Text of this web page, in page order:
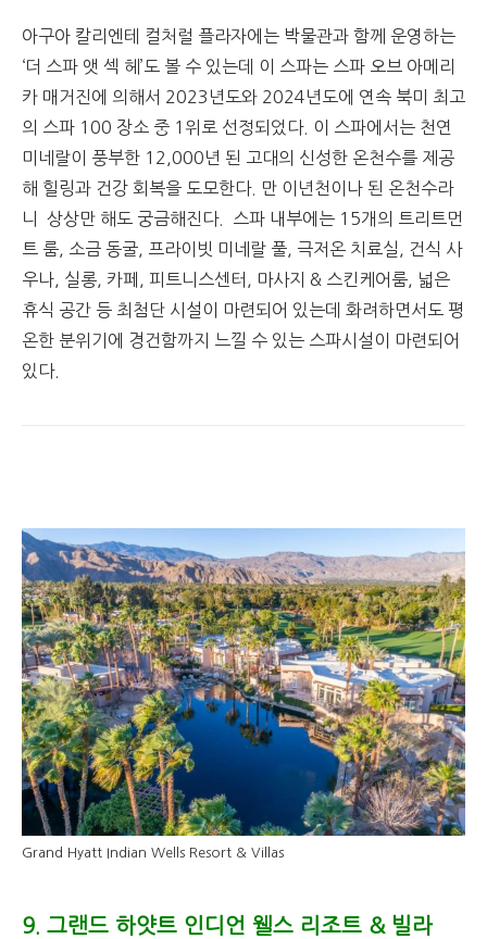
아구아 칼리엔테 컬처럴 플라자에는 박물관과 함께 운영하는
‘더 스파 앳 섹 헤’도 볼 수 있는데 이 스파는 스파 오브 아메리
카 매거진에 의해서 2023년도와 2024년도에 연속 북미 최고
의 스파 100 장소 중 1위로 선정되었다. 이 스파에서는 천연
미네랄이 풍부한 12,000년 된 고대의 신성한 온천수를 제공
해 힐링과 건강 회복을 도모한다. 만 이년천이나 된 온천수라
니 상상만 해도 궁금해진다. 스파 내부에는 15개의 트리트먼
트 룸, 소금 동굴, 프라이빗 미네랄 풀, 극저온 치료실, 건식 사
우나, 실롱, 카페, 피트니스센터, 마사지 & 스킨케어룸, 넓은
휴식 공간 등 최첨단 시설이 마련되어 있는데 화려하면서도 평
온한 분위기에 경건함까지 느낄 수 있는 스파시설이 마련되어
있다.
Grand Hyatt Indian Wells Resort & Villas
9. 그랜드 하얏트 인디언 웰스 리조트 & 빌라